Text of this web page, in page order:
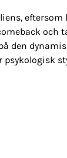
och
den